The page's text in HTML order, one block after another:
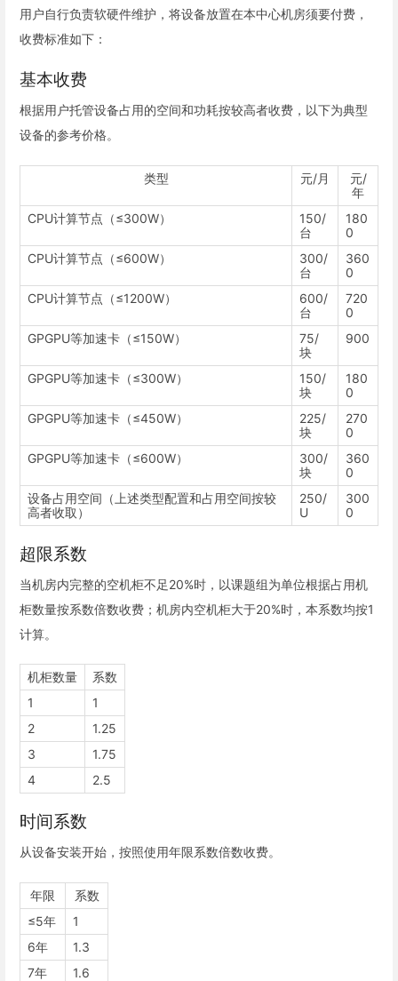
用户自行负责软硬件维护，将设备放置在本中心机房须要付费，
收费标准如下：
基本收费
根据用户托管设备占用的空间和功耗按较高者收费，以下为典型
设备的参考价格。
类型 元/月
元/
年
CPU计算节点（≤300W）
150/
台
180
0
CPU计算节点（≤600W）
300/
台
360
0
CPU计算节点（≤1200W）
600/
台
720
0
GPGPU等加速卡（≤150W）
75/
块
900
GPGPU等加速卡（≤300W）
150/
块
180
0
GPGPU等加速卡（≤450W）
225/
块
270
0
GPGPU等加速卡（≤600W）
300/
块
360
0
设备占用空间（上述类型配置和占用空间按较
高者收取）
250/
U
300
0
超限系数
当机房内完整的空机柜不足20%时，以课题组为单位根据占用机
柜数量按系数倍数收费；机房内空机柜大于20%时，本系数均按1
计算。
机柜数量
系数
1
1
2
1.25
3
1.75
4
2.5
时间系数
从设备安装开始，按照使用年限系数倍数收费。
年限
系数
≤5年
1
6年
1.3
7年
1.6